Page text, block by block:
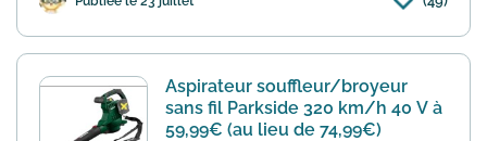
Aspirateur souffleur/broyeur
sans fil Parkside 320 km/h 40 V à
59,99€ (au lieu de 74,99€)